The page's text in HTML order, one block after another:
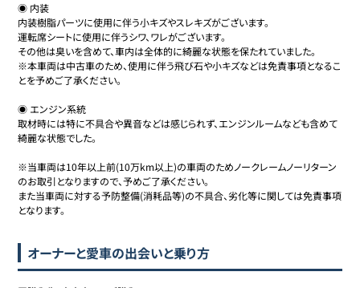
◉ 内装
内装樹脂パーツに使用に伴う小キズやスレキズがございます。
運転席シートに使用に伴うシワ、ワレがございます。
その他は臭いを含めて、車内は全体的に綺麗な状態を保たれていました。
※本車両は中古車のため、使用に伴う飛び石や小キズなどは免責事項となるこ
とを予めご了承ください。
◉ エンジン系統
取材時には特に不具合や異音などは感じられず、エンジンルームなども含めて
綺麗な状態でした。
※当車両は10年以上前(10万km以上)の車両のためノークレームノーリターン
のお取引となりますので、予めご了承ください。
また当車両に対する予防整備(消耗品等)の不具合、劣化等に関しては免責事項
となります。
オーナーと愛車の出会いと乗り方